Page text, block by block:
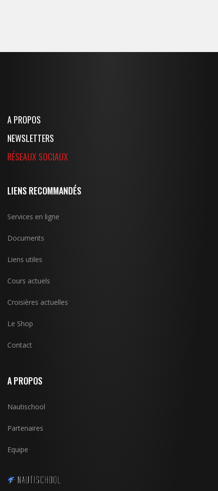
A PROPOS
NEWSLETTERS
RÉSEAUX SOCIAUX
LIENS RECOMMANDÉS
Services en ligne
Documents
Liens utiles
Cours actuels
Croisières actuelles
Le Shop
Contact
A PROPOS
Nautischool
Partenaires
Equipe